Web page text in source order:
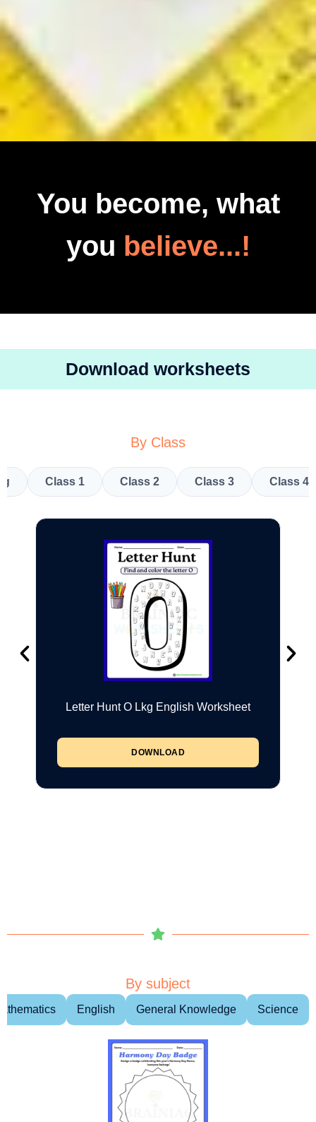
You become, what
you believe...!
Download worksheets
By Class
Class 1 Class 2 Class 3 Class 4
Letter Hunt O Lkg English Worksheet
DOWNLOAD
By subject
English General Knowledge Science